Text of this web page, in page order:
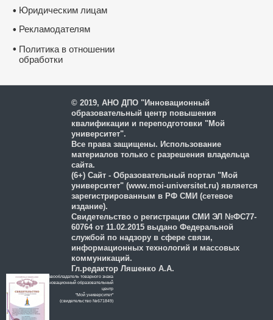
• Юридическим лицам
• Рекламодателям
• Политика в отношении
обработки
© 2019, АНО ДПО "Инновационный
образовательный центр повышения
квалификации и переподготовки "Мой
университет".
Все права защищены. Использование
материалов только с разрешения владельца
сайта.
(6+) Сайт - Образовательный портал "Мой
университет" (www.moi-universitet.ru) является
зарегистрированным в РФ СМИ (сетевое
издание).
Свидетельство о регистрации СМИ ЭЛ №ФС77-
60764 от 11.02.2015 выдано Федеральной
службой по надзору в сфере связи,
информационных технологий и массовых
коммуникаций.
Гл.редактор Ляшенко А.А.
Правообладатель товарного знака
Инновационный образовательный
цeнтр
"Мой университет"
(свидетельство №671849)